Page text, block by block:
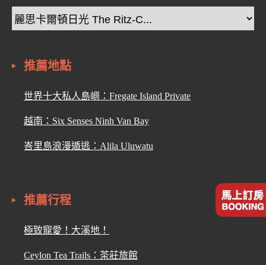
推薦地點
世界十大私人島嶼：Fregate Island Private
越南：Six Senses Ninh Van Bay
峇里島浪漫遁逃：Alila Uluwatu
推薦行程
極致寵愛！大溪地！
Ceylon Tea Trails：茶莊旅館